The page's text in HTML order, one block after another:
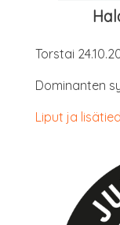
Tors­tai
Domi­nan­ten
Liput ja